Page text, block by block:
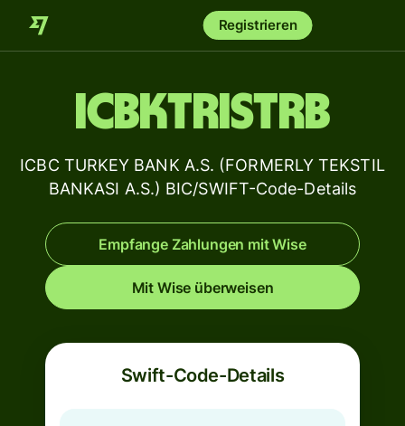
Registrieren
ICBKTRISTRB
ICBC TURKEY BANK A.S. (FORMERLY TEKSTIL
BANKASI A.S.) BIC/SWIFT-Code-Details
Empfange Zahlungen mit Wise
Mit Wise überweisen
Swift-Code-Details